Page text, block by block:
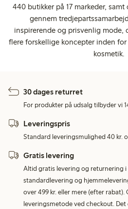
440 butikker på 17 markeder,
gennem
inspirerende og prisvenlig mode,
flere forskellige koncepter inden
kosmetik.
30 dages returret
For produkter på udsalg tilbyder vi
Leveringspris
Standard leveringsmulighed 40 kr.
Gratis levering
Altid gratis levering og returnering
standardlevering og
over 499 kr. eller mere (efter
leveringsmetode ved checkout.